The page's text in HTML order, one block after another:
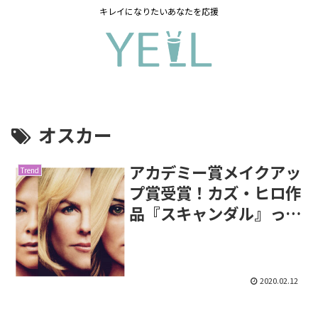
キレイになりたいあなたを応援
オスカー
Trend
アカデミー賞メイクアッ
プ賞受賞！カズ・ヒロ作
品『スキャンダル』っ
2020.02.12